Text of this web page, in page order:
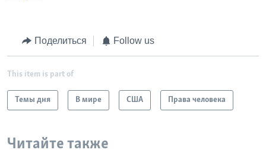
Поделиться Follow us
This item is part of
Темы дня В мире США Права человека
Читайте также